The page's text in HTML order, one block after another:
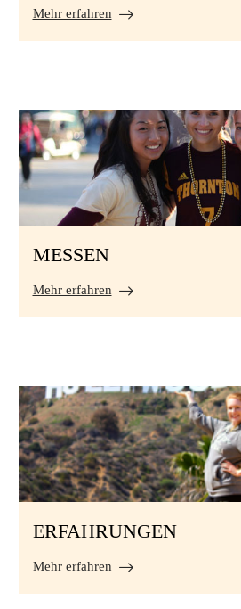
Mehr erfahren
MESSEN
Mehr erfahren
ERFAHRUNGEN
Mehr erfahren